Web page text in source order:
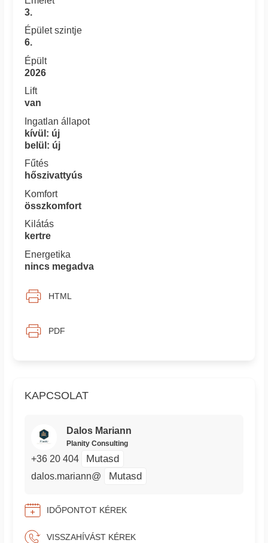
KAPCSOLAT
Dalos Mariann
Planity Consulting
+36 20 404 Mutasd
dalos.mariann@ Mutasd
IDŐPONTOT KÉREK
VISSZAHÍVÁST KÉREK
3.
Épület szintje
6.
Épült
2026
Lift
van
Ingatlan állapot
kívül: új
belül: új
Fűtés
hőszivattyús
Komfort
összkomfort
Kilátás
kertre
Energetika
nincs megadva
HTML
PDF